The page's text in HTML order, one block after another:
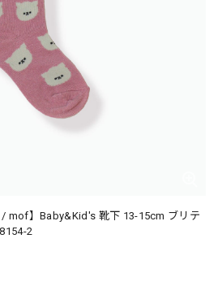
/ mof】Baby&Kid's 靴下 13-15cm ブリテ
2